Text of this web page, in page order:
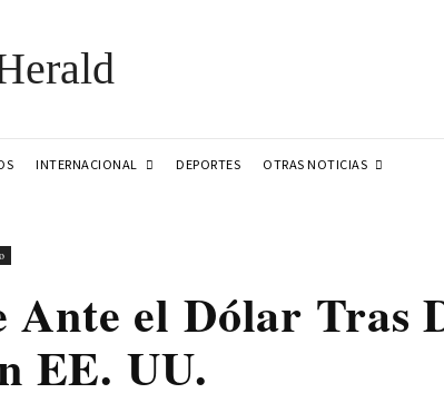
INTERNACIONAL DEPORTES OTRAS NOTICIAS
Ante el Dólar Tras
EE. UU.